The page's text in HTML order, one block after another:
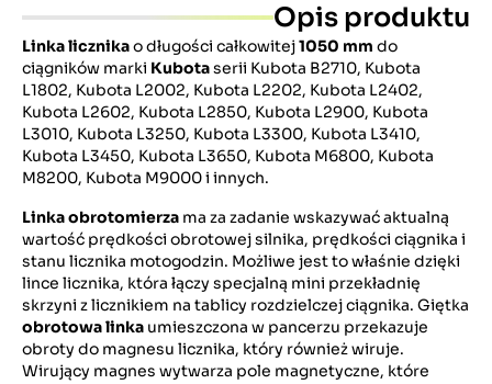
Opis produktu
Linka licznikao długości całkowitej1050 mm do
ciągników marki Kubotaserii Kubota B2710, Kubota
L1802, Kubota L2002, Kubota L2202, Kubota L2402,
Kubota L2602, Kubota L2850, Kubota L2900, Kubota
L3010, Kubota L3250, Kubota L3300, Kubota L3410,
Kubota L3450, Kubota L3650, Kubota M6800, Kubota
M8200, Kubota M9000 i innych.
Linka obrotomierza ma za zadanie wskazywać aktualną
wartość prędkości obrotowej silnika, prędkości ciągnika i
stanu licznika motogodzin. Możliwe jest to właśnie dzięki
lince licznika, która łączy specjalną mini przekładnię
skrzyni z licznikiem na tablicy rozdzielczej ciągnika. Giętka
obrotowa linka umieszczona w pancerzu przekazuje
obroty do magnesu licznika, który również wiruje.
Wirujący magnes wytwarza pole magnetyczne, które